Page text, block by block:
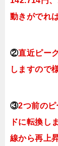
動きがでれ
②直近ピー
しますので
③2つ前の
ドに転換 し
線から再上